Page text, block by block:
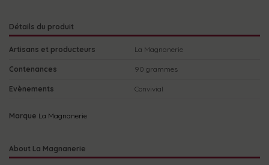
Détails du produit
Artisans et producteurs La Magnanerie
Contenances 90 grammes
Evènements Convivial
Marque La Magnanerie
About La Magnanerie